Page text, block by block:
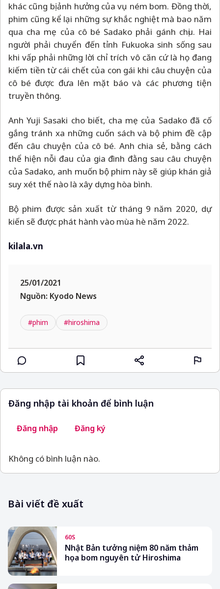
khác cũng bị ảnh hưởng của vụ ném bom. Đồng thời,
phim cũng kể lại những sự khắc nghiệt mà bao năm
qua cha mẹ của cô bé Sadako phải gánh chịu. Hai
người phải chuyển đến tỉnh Fukuoka sinh sống sau
khi vấp phải những lời chỉ trích vô căn cứ là họ đang
kiếm tiền từ cái chết của con gái khi câu chuyện của
cô bé được đưa lên mặt báo và các phương tiện
truyền thông.
Anh Yuji Sasaki cho biết, cha mẹ của Sadako đã cố
gắng tránh xa những cuốn sách và bộ phim đề cập
đến câu chuyện của cô bé. Anh chia sẻ, bằng cách
thể hiện nỗi đau của gia đình đằng sau câu chuyện
của Sadako, anh muốn bộ phim này sẽ giúp khán giả
suy xét thế nào là xây dựng hòa bình.
Bộ phim được sản xuất từ tháng 9 năm 2020, dự
kiến sẽ được phát hành vào mùa hè năm 2022.
kilala.vn
25/01/2021
Nguồn: Kyodo News
#phim #hiroshima
Đăng nhập tài khoản để bình luận
Đăng nhập Đăng ký
Không có bình luận nào.
Bài viết đề xuất
60S
Nhật Bản tưởng niệm 80 năm thảm
họa bom nguyên tử Hiroshima